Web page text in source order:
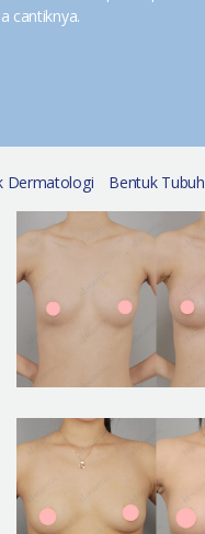
cantiknya.
Dermatologi Bentuk Tubuh